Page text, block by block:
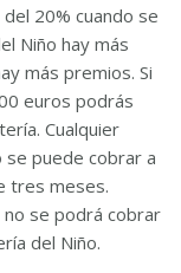
20% cuando se
Niño hay más
más premios. Si
euros podrás
Cualquier
puede cobrar a
tres meses.
se podrá cobrar
del Niño.